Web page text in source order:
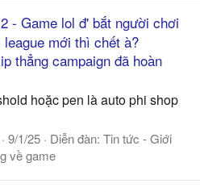
- Game lol đ' bắt người chơi
mới thì chết à?
thẳng campaign đã hoàn
hoặc pen là auto phi shop
9/1/25 Diễn đàn: Tin tức - Giới
về game